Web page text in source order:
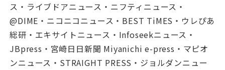
ス・ライブドアニュース・ニフティニュース・
@DIME・ニコニコニュース・BEST TiMES・ウレぴあ
総研・エキサイトニュース・Infoseekニュース・
JBpress・宮崎日日新聞 Miyanichi e-press・マピオ
ンニュース・STRAIGHT PRESS・ジョルダンニュー